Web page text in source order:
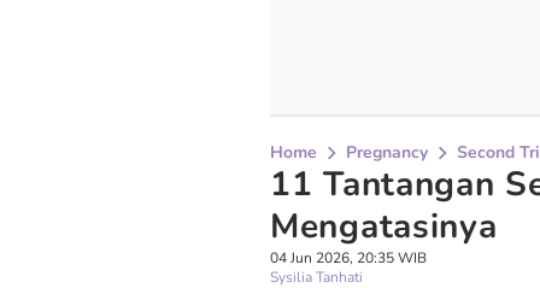
Home Pregnancy Second
11 Tantangan
Mengatasinya
04 Jun 2026, 20:35 WIB
Sysilia Tanhati